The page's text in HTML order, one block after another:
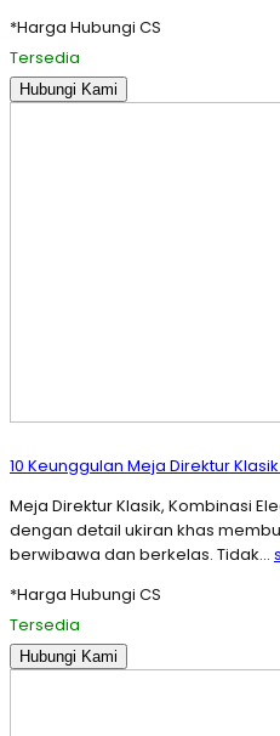
*Harga Hubungi CS
Tersedia
Hubungi Kami
10 Keunggulan Meja Direktur
Meja Direktur Klasik, Kombinasi
dengan detail ukiran khas
berwibawa dan berkelas. Tidak…
*Harga Hubungi CS
Tersedia
Hubungi Kami